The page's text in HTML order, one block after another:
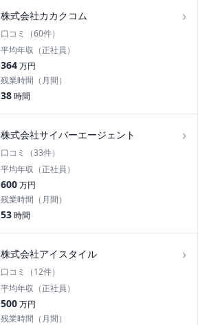
株式会社カカクコム ›
口コミ（60件）
平均年収（正社員）
364万円
残業時間（月間）
38時間
株式会社サイバーエージェント ›
口コミ（33件）
平均年収（正社員）
600万円
残業時間（月間）
53時間
株式会社アイスタイル ›
口コミ（12件）
平均年収（正社員）
500万円
残業時間（月間）